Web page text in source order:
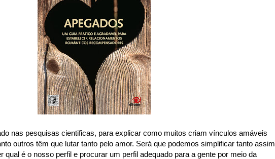
nas pesquisas cientificas, para explicar como muitos criam vínculos amáveis
outros têm que lutar tanto pelo amor. Será que podemos simplificar tanto assim
qual é o nosso perfil e procurar um perfil adequado para a gente por meio da